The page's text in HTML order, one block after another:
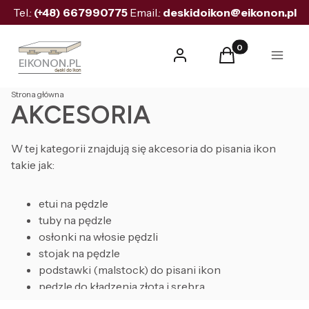
Tel.: (+48) 667990775Email.: deskidoikon@eikonon.pl
Zaloguj się Produkty w
Koszyk Menu
Strona główna
AKCESORIA
W tej kategorii znajdują się akcesoria do pisania ikon
takie jak:
etui na pędzle
tuby na pędzle
osłonki na włosie pędzli
stojak na pędzle
podstawki (malstock) do pisani ikon
pędzle do kładzenia złota i srebra